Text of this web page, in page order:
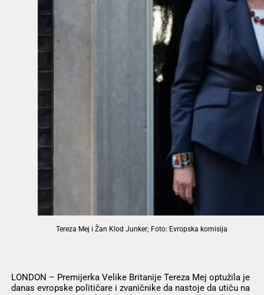
Tereza Mej i Žan Klod Junker; Foto: Evropska komisija
LONDON – Premijerka Velike Britanije Tereza Mej optužila je
danas evropske političare i zvaničnike da nastoje da utiču na